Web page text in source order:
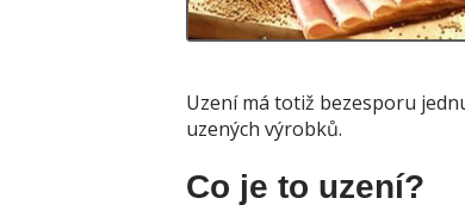
Uzení má totiž bezesporu
uzených výrobků.
Co je to uzení?